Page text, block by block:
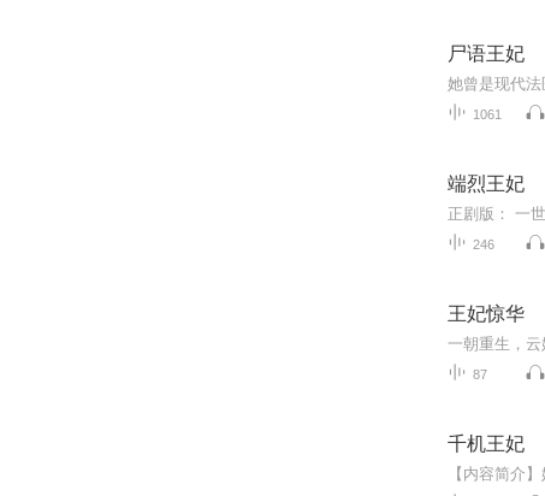
尸语王妃
1061
端烈王妃
246
王妃惊华
87
千机王妃